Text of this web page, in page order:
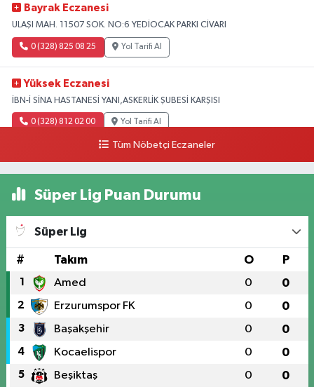
Bayrak Eczanesi
ULAŞI MAH. 11507 SOK. NO:6 YEDİOCAK PARKI CİVARI
0 (328) 825 08 25 Yol Tarifi Al
Yüksek Eczanesi
İBN-İ SİNA HASTANESİ YANI,ASKERLİK ŞUBESİ KARŞISI
0 (328) 812 02 00 Yol Tarifi Al
Tüm Nöbetçi Eczaneler
Süper Lig Puan Durumu
Süper Lig
# Takım O P
1 Amed 0 0
2 Erzurumspor FK 0 0
3 Başakşehir 0 0
4 Kocaelispor 0 0
5 Beşiktaş 0 0